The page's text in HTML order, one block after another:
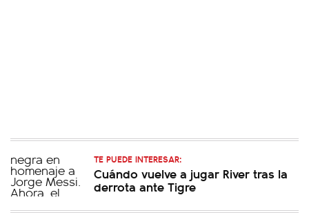
TE PUEDE INTERESAR:
Cuándo vuelve a jugar River tras la
derrota ante Tigre